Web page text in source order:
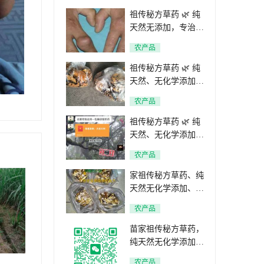
情！
味独特、500克/袋、
每盒仅售15元、买10
赶快下单、也可联系
定制大包装5kg起价
格更优惠、融水柳州
系电话:19234726096
出】【🌿骨质增生】
【🌿麻疹】【🌿蛇缠
【🌿口腔溃烂 】
【🌿三高】【🌿高血
压🌿高血糖🌿高血
无化学添加、安全可
靠、如需咨询详情、
欢迎骚扰微信
祖传秘方草药 🌿 纯
天然无添加，专治痛
盘突出、骨质增生、
麻疹、蛇缠腰、口腔
溃烂及三高等病症！
配，安全无副作用，
已帮助众多患者缓解
病痛
农产品
祖传秘方草药 🌿 纯
天然、无化学添加、
酸高、3腰椎间盘突
出、4 骨质增生、5
麻疹、6蛇缠腰、7口
传验方，安全有效、
如有相关症状、欢迎
点击下方微信二维码
农产品
祖传秘方草药 🌿 纯
天然、无化学添加、
适用症状: 1痛风 2尿
酸3腰椎间盘突出 4
骨质增生5 麻疹6 蛇
高 、祖传验方，安
全有效、如有相关症
状、欢迎微信电话咨
农产品
家祖传秘方草药、纯
天然无化学添加、专
风 ✔ 尿酸高 ✔ 腰椎
间盘突出 ✔ 骨质增
生 ✔ 麻疹 ✔ 蛇缠腰
农产品
苗家祖传秘方草药，
纯天然无化学添加
农产品